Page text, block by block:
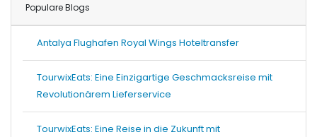
Populare Blogs
Antalya Flughafen Royal Wings Hoteltransfer
TourwixEats: Eine Einzigartige Geschmacksreise mit
Revolutionärem Lieferservice
TourwixEats: Eine Reise in die Zukunft mit